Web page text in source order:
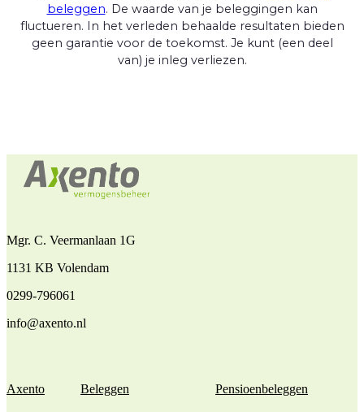
beleggen. De waarde van je beleggingen kan
fluctueren. In het verleden behaalde resultaten bieden
geen garantie voor de toekomst. Je kunt (een deel
van) je inleg verliezen.
Mgr. C. Veermanlaan 1G
1131 KB Volendam
0299-796061
info@axento.nl
Axento Beleggen Pensioenbeleggen